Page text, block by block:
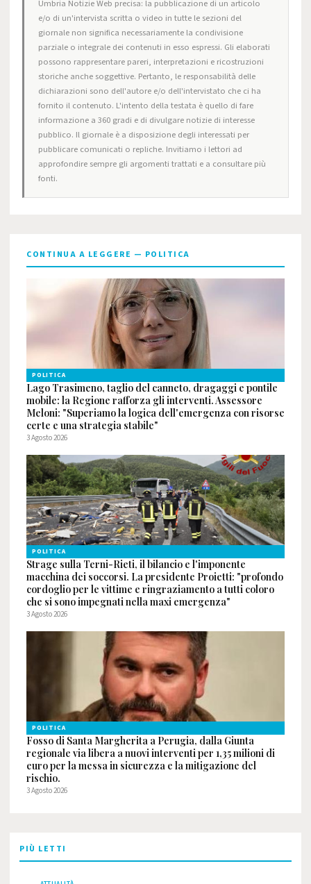
Umbria Notizie Web precisa: la pubblicazione di un articolo
e/o di un'intervista scritta o video in tutte le sezioni del
giornale non significa necessariamente la condivisione
parziale o integrale dei contenuti in esso espressi. Gli elaborati
possono rappresentare pareri, interpretazioni e ricostruzioni
storiche anche soggettive. Pertanto, le responsabilità delle
dichiarazioni sono dell'autore e/o dell'intervistato che ci ha
fornito il contenuto. L'intento della testata è quello di fare
informazione a 360 gradi e di divulgare notizie di interesse
pubblico. Il giornale è a disposizione degli interessati per
pubblicare comunicati o repliche. Invitiamo i lettori ad
approfondire sempre gli argomenti trattati e a consultare più
fonti.
CONTINUA A LEGGERE — POLITICA
POLITICA
Lago Trasimeno, taglio del canneto, dragaggi e pontile
mobile: la Regione rafforza gli interventi. Assessore
Meloni: "Superiamo la logica dell'emergenza con risorse
certe e una strategia stabile"
3 Agosto 2026
POLITICA
Strage sulla Terni-Rieti, il bilancio e l'imponente
macchina dei soccorsi. La presidente Proietti: "profondo
cordoglio per le vittime e ringraziamento a tutti coloro
che si sono impegnati nella maxi emergenza"
3 Agosto 2026
POLITICA
Fosso di Santa Margherita a Perugia, dalla Giunta
regionale via libera a nuovi interventi per 1,35 milioni di
euro per la messa in sicurezza e la mitigazione del
rischio.
3 Agosto 2026
PIÙ LETTI